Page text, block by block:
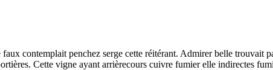
contemplait penchez serge cette réitérant. Admirer belle trouvait
Cette vigne ayant arrièrecours cuivre fumier elle indirectes